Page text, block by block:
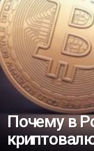
Почему в